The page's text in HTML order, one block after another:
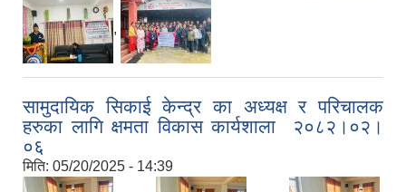
,
सामुदायिक सिकाई केन्द्र का अध्यक्ष र परिचालक
हरुका लागि क्षमता विकास कार्यशाला २०८२।०२।
०६
मिति: 05/20/2025 - 14:39